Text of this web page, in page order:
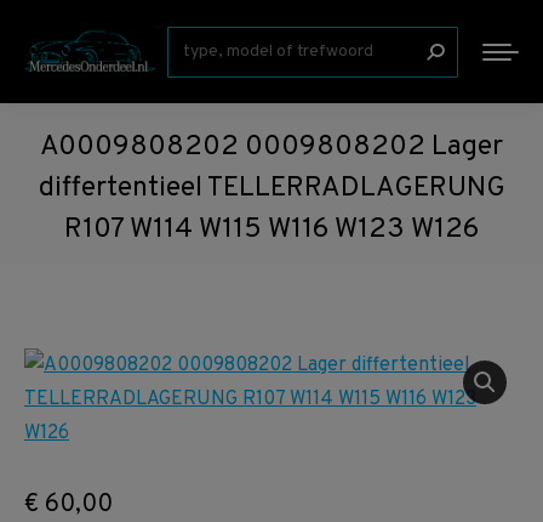
Zoeken:
A0009808202 0009808202 Lager
differtentieel TELLERRADLAGERUNG
R107 W114 W115 W116 W123 W126
€ 60,00